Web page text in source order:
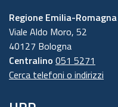
Regione Emilia-Romagna
Viale Aldo Moro, 52
40127 Bologna
Centralino 051 5271
Cerca telefoni o indirizzi